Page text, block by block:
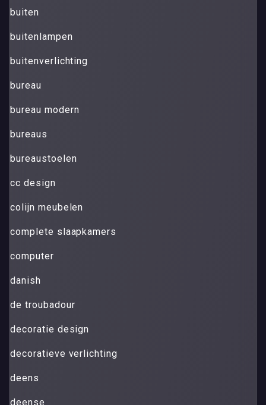
buiten
buitenlampen
buitenverlichting
bureau
bureau modern
bureaus
bureaustoelen
cc design
colijn meubelen
complete slaapkamers
computer
danish
de troubadour
decoratie design
decoratieve verlichting
deens
deense